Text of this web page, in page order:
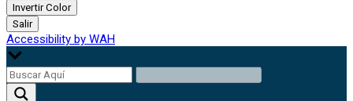
Invertir Color
Salir
Accessibility by WAH